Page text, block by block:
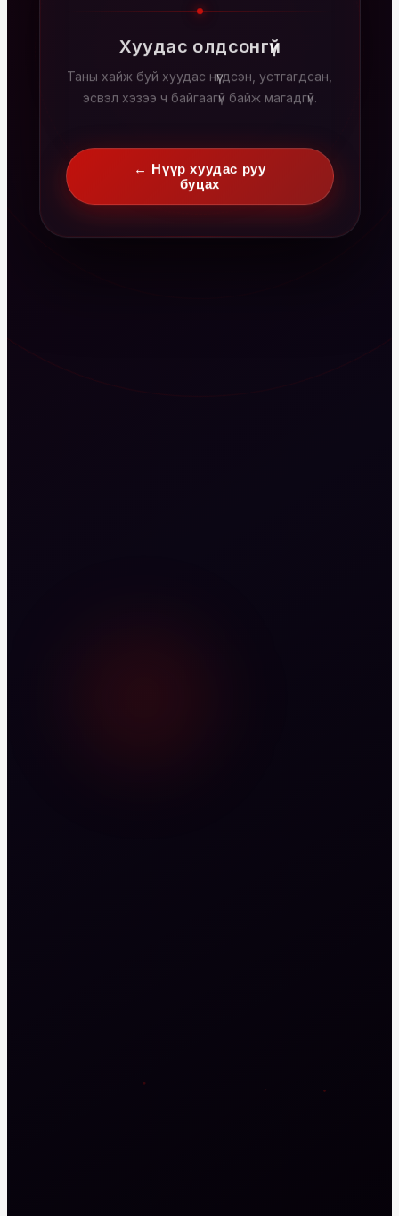
Хуудас олдсонгүй
Таны хайж буй хуудас нүүгдсэн, устгагдсан,
эсвэл хэзээ ч байгаагүй байж магадгүй.
← Нүүр хуудас руу
буцах